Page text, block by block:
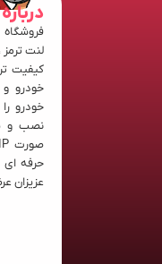
فروشگاه
لنت ترمز
کیفیت
خودرو و
خودرو
نصب و
حرفه ای
عزیزان